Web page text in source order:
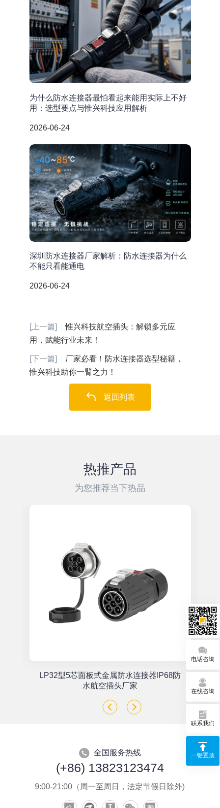
为什么防水连接器最怕看起来能用实际上不好
用：选型要点与惟兴科技应用解析
2026-06-24
深圳防水连接器厂家解析：防水连接器为什么
不能只看能通电
2026-06-24
[上一篇]
惟兴科技航空插头：解锁多元应
用，赋能行业未来！ ​
[下一篇]
厂家必看！防水连接器选型秘籍，
惟兴科技助你一臂之力！ ​
返回列表
热推产品
为您推荐当下热品
LP32型5芯面板式金属防水连接器IP68防
水航空插头厂家
全国服务热线
(+86) 13823123474
9:00-21:00（周一至周日，法定节假日除外)
电话咨询
在线咨询
联系我们
一键置顶